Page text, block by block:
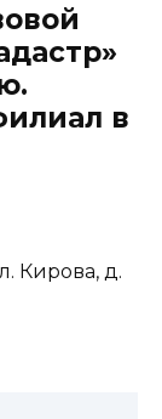
в
Кирова, д.